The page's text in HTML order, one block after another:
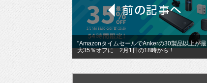
"AmazonタイムセールでAnkerの30製品以上が最
大35％オフに 2月1日の18時から！